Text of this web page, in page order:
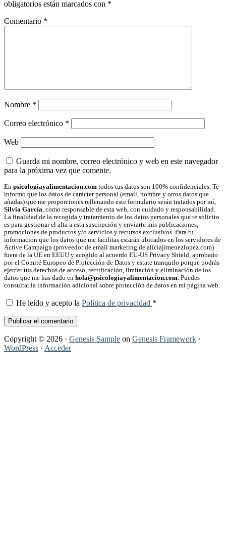
lectores
obligatorios están marcados con *
Comentario *
Nombre *
Correo electrónico *
Web
Guarda mi nombre, correo electrónico y web en este navegador
para la próxima vez que comente.
En psicologiayalimentacion.com todos tus datos son 100% confidenciales. Te
informo que los datos de carácter personal (email, nombre y otros datos que
añadas) que me proporciones rellenando este formulario serán tratados por mí,
Silvia García , como responsable de esta web, con cuidado y responsabilidad.
La finalidad de la recogida y tratamiento de los datos personales que te solicito
es para gestionar el alta a esta suscripción y enviarte mis publicaciones,
promociones de productos y/o servicios y recursos exclusivos. Para tu
informacion que los datos que me facilitas estarán ubicados en los servidores de
Active Campaign (proveedor de email marketing de aliciajimenezlopez.com)
fuera de la UE en EEUU y acogido al acuerdo EU-US Privacy Shield, aprobado
por el Comité Europeo de Protección de Datos y estate tranquilo porque podrás
ejercer tus derechos de acceso, rectificación, limitación y eliminación de los
datos que me has dado en hola@psicologiayalimentacion.com . Puedes
consultar la información adicional sobre protección de datos en mi página web.
He leído y acepto la Política de privacidad *
Copyright © 2026 · Genesis Sample on Genesis Framework ·
WordPress · Acceder